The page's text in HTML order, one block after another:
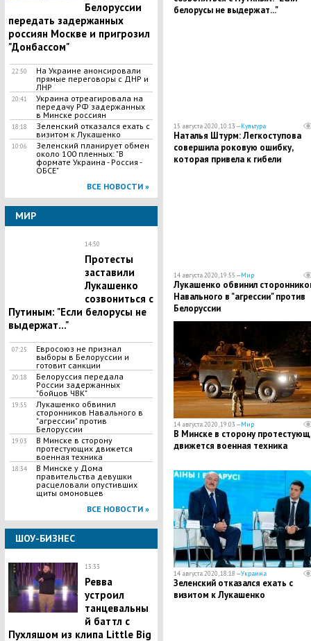
Белоруссии
передать задержанных
россиян Москве и пригрозил
"Донбассом"
22:50
На Украине анонсировали
прямые переговоры с ДНР и
ЛНР
20:41
Украина отреагировала на
передачу РФ задержанных
в Минске россиян
18:18
Зеленский отказался ехать с
визитом к Лукашенко
10:06
Зеленский планирует обмен
около 100 пленных: "В
формате Украина - Россия -
ОБСЕ"
ВСЕ НОВОСТИ »
МИР
14:50
Протесты
заставили
Лукашенко
созвониться с
Путиным: "Если белорусы не
выдержат..."
07:25
Евросоюз не признал
выборы в Белоруссии и
готовит санкции
20:18
Белоруссия передала
России задержанных
"бойцов ЧВК"
19:55
Лукашенко обвинил
сторонников Навального в
"агрессии" против
Белоруссии
19:03
В Минске в сторону
протестующих движется
военная техника
18:34
В Минске у Дома
правительства девушки
расцеловали опустивших
щиты омоновцев
ВСЕ НОВОСТИ »
ШОУ-БИЗНЕС
13:33
Ревва
устроил
танцевальны
й баттл с
Пухляшом из клипа Little Big
белорусы не выдержат..."
15 августа 2020, 10:13 —Культура
Наталья Штурм: Легкоступова
совершила роковую ошибку,
которая привела к гибели
14 августа 2020, 19:55 —Мир
Лукашенко обвинил
Навального в "агрессии" против
Белоруссии
14 августа 2020, 19:03 —Мир
В Минске в сторону
движется военная техника
14 августа 2020, 18:18 —Украина
Зеленский отказался ехать с
визитом к Лукашенко